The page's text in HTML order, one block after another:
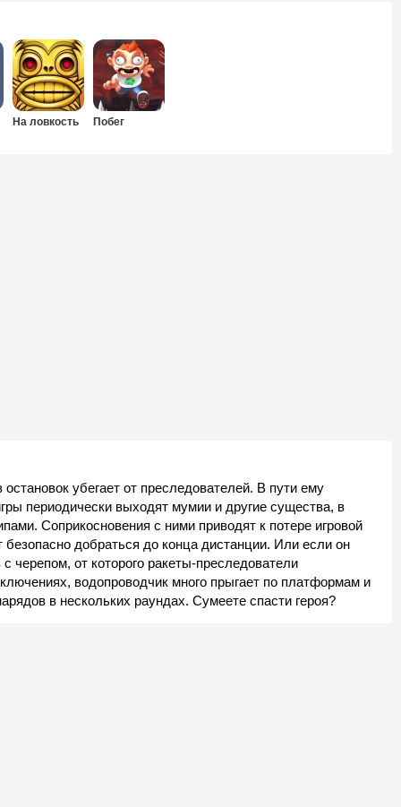
На ловкость Побег
убегает от преследователей. В пути ему
периодически выходят мумии и другие существа, в
Соприкосновения с ними приводят к потере игровой
добраться до конца дистанции. Или если он
черепом, от которого ракеты-преследователи
водопроводчик много прыгает по платформам и
в нескольких раундах. Сумеете спасти героя?